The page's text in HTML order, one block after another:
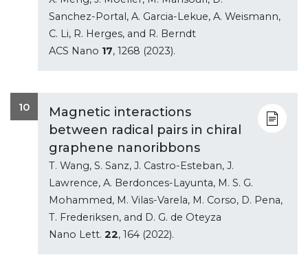
Sanchez-Portal, A. Garcia-Lekue, A. Weismann,
C. Li, R. Herges, and R. Berndt
ACS Nano 17, 1268 (2023).
10
Magnetic interactions
between radical pairs in chiral
graphene nanoribbons
T. Wang, S. Sanz, J. Castro-Esteban, J.
Lawrence, A. Berdonces-Layunta, M. S. G.
Mohammed, M. Vilas-Varela, M. Corso, D. Pena,
T. Frederiksen, and D. G. de Oteyza
Nano Lett. 22, 164 (2022).